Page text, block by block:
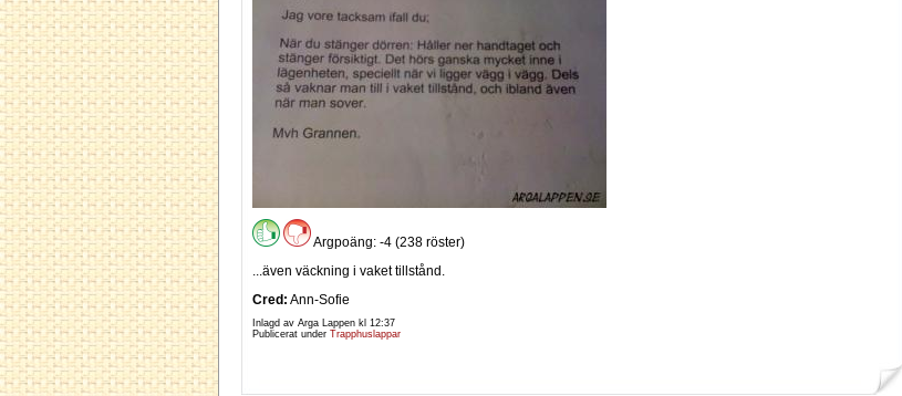
Argpoäng: -4 (238 röster)
...även väckning i vaket tillstånd.
Cred: Ann-Sofie
Inlagd av Arga Lappen kl 12:37
Publicerat under Trapphuslappar